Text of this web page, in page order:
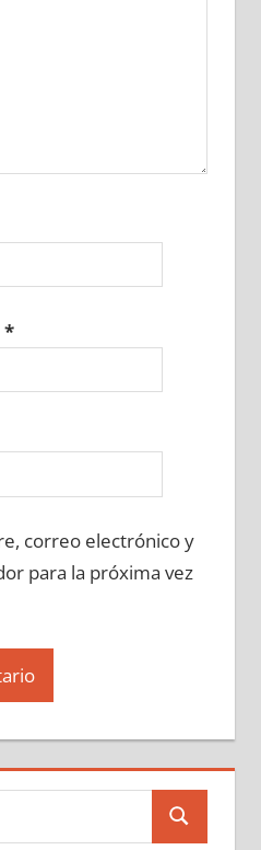
*
correo electrónico y
para la próxima vez
Buscar